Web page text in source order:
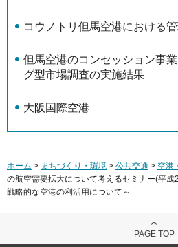
コウノトリ但馬空港における
但馬空港のコンセッション事
グ型市場調査の実施結果
大阪国際空港
ホーム > まちづくり・環境 > 公共交通 > 空港
の航空需要拡大について考えるセミナー(平
戦略的な空港の利活用について～
PAGE TOP